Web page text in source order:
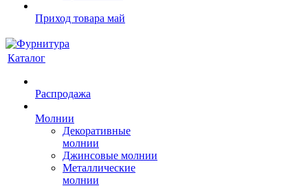
Приход товара май
Каталог
Распродажа
Молнии
Декоративные
молнии
Джинсовые молнии
Металлические
молнии